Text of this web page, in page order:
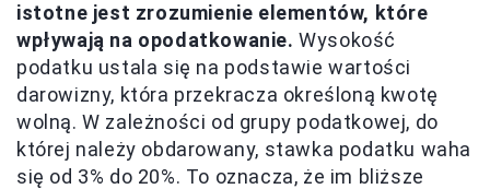
istotne jest zrozumienie elementów, które
wpływają na opodatkowanie. Wysokość
podatku ustala się na podstawie wartości
darowizny, która przekracza określoną kwotę
wolną. W zależności od grupy podatkowej, do
której należy obdarowany, stawka podatku waha
się od 3% do 20%. To oznacza, że im bliższe